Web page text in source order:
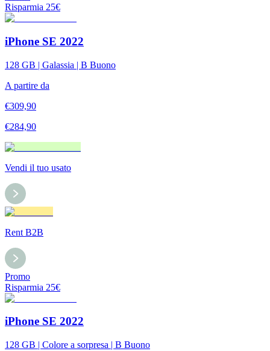
Risparmia 25€
iPhone SE 2022
128 GB | Galassia | B Buono
A partire da
€309,90
€284,90
Vendi il tuo usato
Rent B2B
Promo
Risparmia 25€
iPhone SE 2022
128 GB | Colore a sorpresa | B Buono